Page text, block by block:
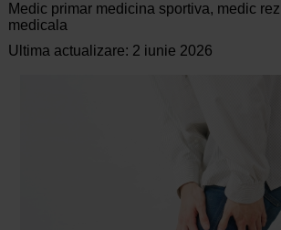
Medic primar medicina sportiva, medic
medicala
Ultima actualizare: 2 iunie 2026